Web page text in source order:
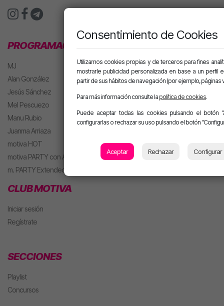
PROGRAMACIÓN
MJ
Alan González
Jesús Sánchez
Mel Pescuezo
Manu Rubio
Juanma Arriaza
motiva HOT
motiva PARTY con Alan
m. PARTY Extended
CLUB MOTIVA
Iniciar sesión
Regístrate
SECCIONES
Playlist
Concursos
Consentimiento de Cookies
Utilizamos cookies propias y de terceros para fines
mostrarle publicidad personalizada en base a un perfil
partir de sus hábitos de navegación (por ejemplo, páginas
Para más información consulte la política de cookies.
Puede aceptar todas las cookies pulsando el botón
configurarlas o rechazar su uso pulsando el botón
Aceptar Rechazar Configurar